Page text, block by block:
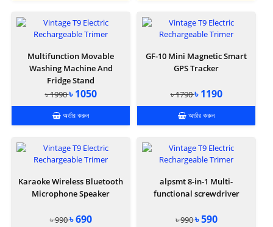
Multifunction Movable
Washing Machine And
Fridge Stand
৳ 1990৳ 1050
অর্ডার করুন
GF-10 Mini Magnetic Smart
GPS Tracker
৳ 1790৳ 1190
অর্ডার করুন
Karaoke Wireless Bluetooth
Microphone Speaker
৳ 990৳ 690
alpsmt 8-in-1 Multi-
functional screwdriver
৳ 990৳ 590